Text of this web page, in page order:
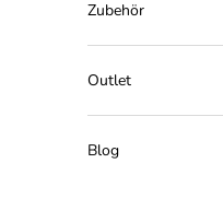
Zubehör
Outlet
Blog